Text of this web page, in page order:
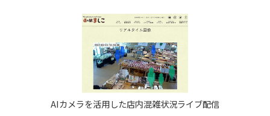
AIカメラを活用した店内混雑状況ライブ配信